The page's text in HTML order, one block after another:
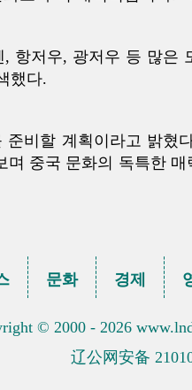
항저우, 광저우 등 많은
했다.
비할 계획이라고 밝혔
중국 문화의 독특한
문화 경제
© 2000 - 2026
辽公网安备